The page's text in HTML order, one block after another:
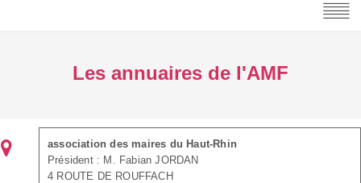
Les annuaires de l'AMF
association des maires du Haut-Rhin
Président : M. Fabian JORDAN
4 ROUTE DE ROUFFACH